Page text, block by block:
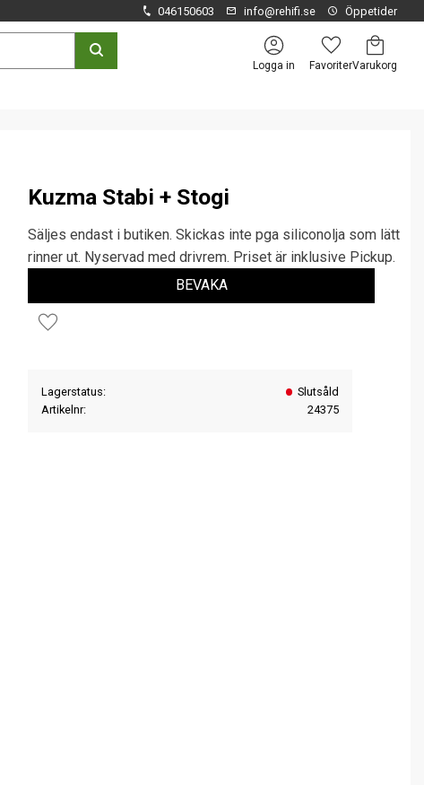
046150603 info@rehifi.se Öppetider
Logga in
Favoriter
Kundvagn
Kuzma Stabi + Stogi
Säljes endast i butiken. Skickas inte pga siliconolja som lätt
rinner ut. Nyservad med drivrem. Priset är inklusive Pickup.
Lägg till i favoriter
BEVAKA
Lagerstatus
Slutsåld
Artikelnr
24375